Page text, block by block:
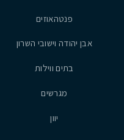
פנטהאוזים
אבן יהודה וישובי השרון
בתים ווילות
מגרשים
יוון